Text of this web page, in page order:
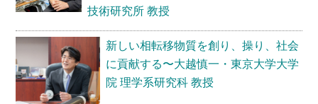
技術研究所 教授
新しい相転移物質を創り、操り、社会
に貢献する〜大越慎一・東京大学大学
院 理学系研究科 教授